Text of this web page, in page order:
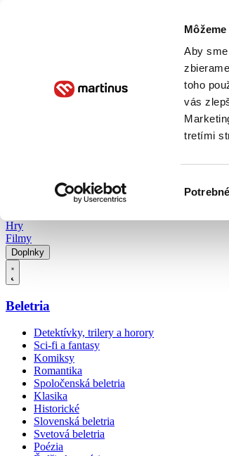
Aby
toho
vás
tretími
súhlasu
Potrebné
Poukážky
Hry
Filmy
Doplnky
Beletria
Detektívky, trilery a horory
Sci-fi a fantasy
Komiksy
Romantika
Spoločenská beletria
Klasika
Historické
Slovenská beletria
Svetová beletria
Poézia